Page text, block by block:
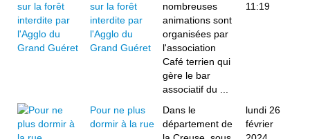
sur la forêt
interdite par
l'Agglo du
Grand Guéret
nombreuses
animations sont
organisées par
l'association
Café terrien qui
gère le bar
associatif du ...
11:19
Pour ne plus
dormir à la rue
Dans le
département de
lundi 26
février